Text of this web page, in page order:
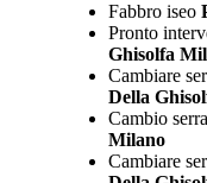
Fabbro iseo
Pronto
Ghisolfa
Cambiare
Della
Cambio
Milano
Cambiare